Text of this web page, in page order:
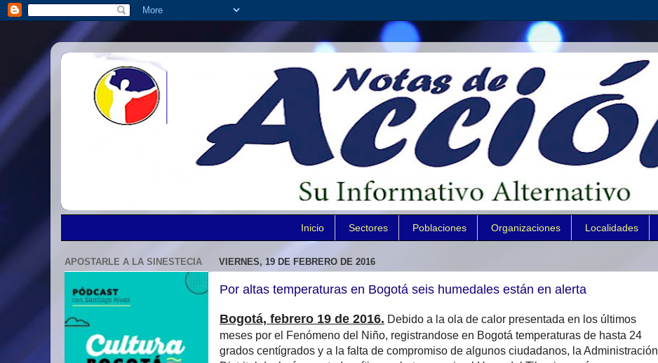
Inicio Sectores Poblaciones Organizaciones Localidades
VIERNES, 19 DE FEBRERO DE 2016
Por altas temperaturas en Bogotá seis humedales están en alerta
Bogotá, febrero 19 de 2016. Debido a la ola de calor presentada en los últimos
meses por el Fenómeno del Niño, registrandose en Bogotá temperaturas de hasta 24
grados centígrados y a la falta de compromiso de algunos ciudadanos, la Administración
APOSTARLE A LA SINESTECIA